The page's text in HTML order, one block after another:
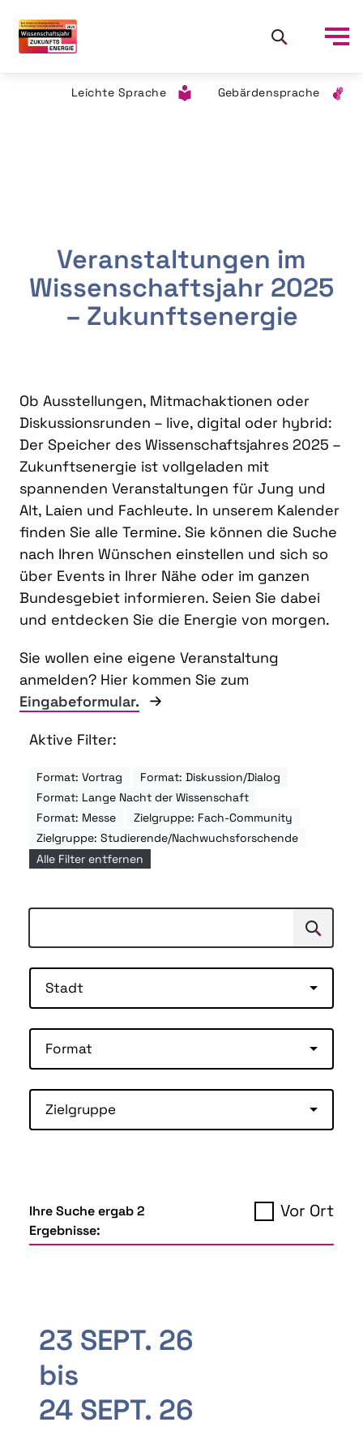
Leichte Sprache Gebärdensprache
Veranstaltungen im
Wissenschaftsjahr 2025
– Zukunftsenergie
Ob Ausstellungen, Mitmachaktionen oder
Diskussionsrunden – live, digital oder hybrid:
Der Speicher des Wissenschaftsjahres 2025 –
Zukunftsenergie ist vollgeladen mit
spannenden Veranstaltungen für Jung und
Alt, Laien und Fachleute. In unserem Kalender
finden Sie alle Termine. Sie können die Suche
nach Ihren Wünschen einstellen und sich so
über Events in Ihrer Nähe oder im ganzen
Bundesgebiet informieren. Seien Sie dabei
und entdecken Sie die Energie von morgen.
Sie wollen eine eigene Veranstaltung
anmelden? Hier kommen Sie zum
Eingabeformular.
Aktive Filter:
Format: Vortrag
Format: Diskussion/Dialog
Format: Lange Nacht der Wissenschaft
Format: Messe
Zielgruppe: Fach-Community
Zielgruppe: Studierende/Nachwuchsforschende
Alle Filter entfernen
Suchen
Stadt
Format
Zielgruppe
Ihre Suche ergab 2
Ergebnisse:
Vor Ort
23 SEPT. 26
bis
24 SEPT. 26